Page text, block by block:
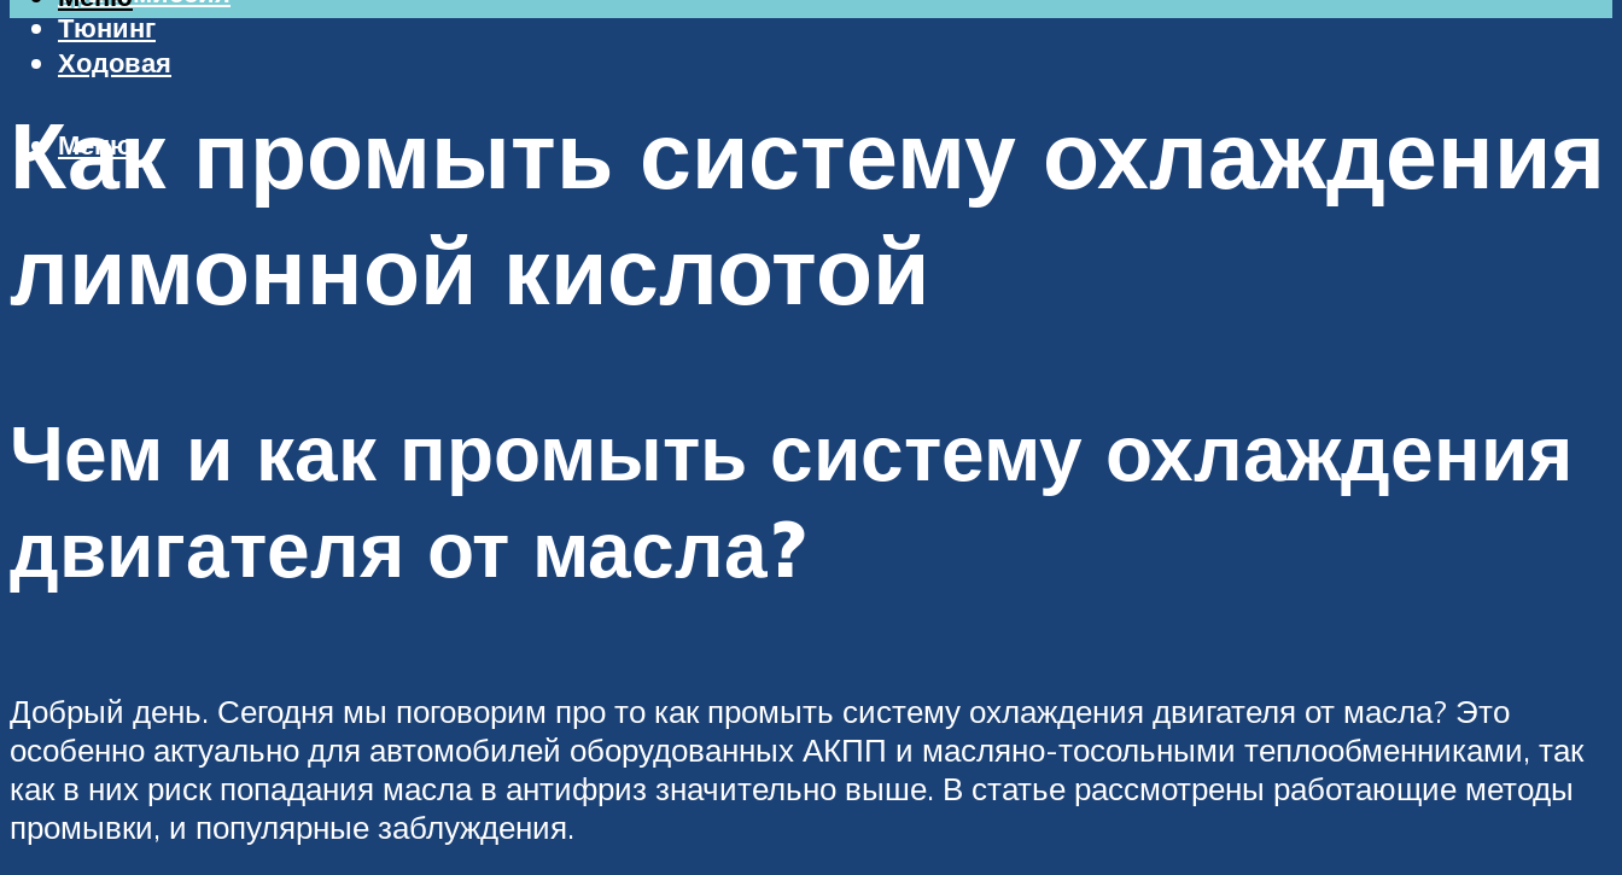
Тюнинг
Ходовая
Меню
Как промыть систему охлаждения
лимонной кислотой
Чем и как промыть систему охлаждения
двигателя от масла?
Добрый день. Сегодня мы поговорим про то как промыть систему охлаждения двигателя от масла? Это
особенно актуально для автомобилей оборудованных АКПП и масляно-тосольными теплообменниками, так
как в них риск попадания масла в антифриз значительно выше. В статье рассмотрены работающие методы
промывки, и популярные заблуждения.